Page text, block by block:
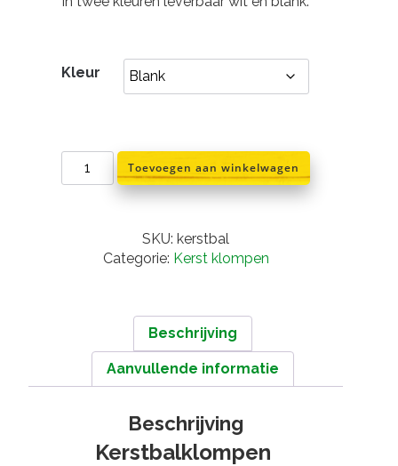
Kleur
Kerstboom
klompen
aantal
Toevoegen aan winkelwagen
SKU: kerstbal
Categorie: Kerst klompen
Beschrijving
Aanvullende informatie
Beschrijving
Kerstbalklompen